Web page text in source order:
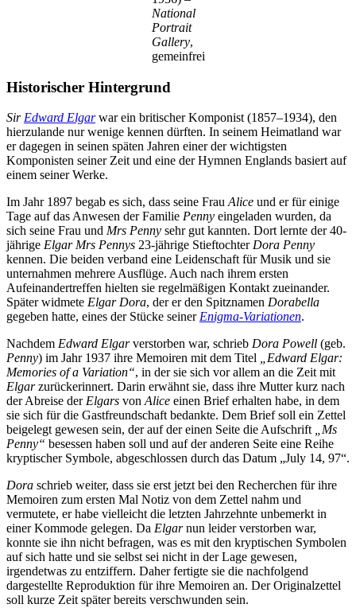
National
Portrait
Gallery,
gemeinfrei
Historischer Hintergrund
Sir Edward Elgarwar ein britischer Komponist (1857–1934), den
hierzulande nur wenige kennen dürften. In seinem Heimatland war
er dagegen in seinen späten Jahren einer der wichtigsten
Komponisten seiner Zeit und eine der Hymnen Englands basiert auf
einem seiner Werke.
Im Jahr 1897 begab es sich, dass seine Frau Alice und er für einige
Tage auf das Anwesen der Familie Penny eingeladen wurden, da
sich seine Frau und Mrs Penny sehr gut kannten. Dort lernte der 40-
jährige Elgar Mrs Pennys 23-jährige Stieftochter Dora Penny
kennen. Die beiden verband eine Leidenschaft für Musik und sie
unternahmen mehrere Ausflüge. Auch nach ihrem ersten
Aufeinandertreffen hielten sie regelmäßigen Kontakt zueinander.
Später widmete Elgar Dora, der er den Spitznamen Dorabella
gegeben hatte, eines der Stücke seiner Enigma-Variationen.
Nachdem Edward Elgarverstorben war, schrieb Dora Powell (geb.
Penny) im Jahr 1937 ihre Memoiren mit dem Titel
„Edward Elgar:
Memories of a Variation“, in der sie sich vor allem an die Zeit mit
Elgarzurückerinnert. Darin erwähnt sie, dass ihre Mutter kurz nach
der Abreise der Elgars von Alice einen Brief erhalten habe, in dem
sie sich für die Gastfreundschaft bedankte. Dem Brief soll ein Zettel
beigelegt gewesen sein, der auf der einen Seite die Aufschrift
„Ms
Penny“ besessen haben soll und auf der anderen Seite eine Reihe
kryptischer Symbole, abgeschlossen durch das Datum „July 14, 97“.
Dora schrieb weiter, dass sie erst jetzt bei den Recherchen für ihre
Memoiren zum ersten Mal Notiz von dem Zettel nahm und
vermutete, er habe vielleicht die letzten Jahrzehnte unbemerkt in
einer Kommode gelegen. Da Elgarnun leider verstorben war,
konnte sie ihn nicht befragen, was es mit den kryptischen Symbolen
auf sich hatte und sie selbst sei nicht in der Lage gewesen,
irgendetwas zu entziffern. Daher fertigte sie die nachfolgend
dargestellte Reproduktion für ihre Memoiren an. Der Originalzettel
soll kurze Zeit später bereits verschwunden sein.